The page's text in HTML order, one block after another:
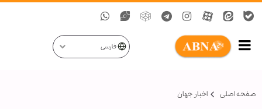
فارسی
صفحه اصلی اخبار جهان